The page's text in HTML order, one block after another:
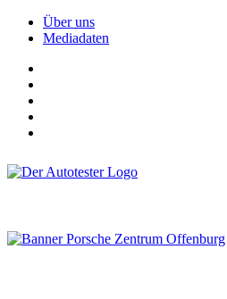
Über uns
Mediadaten